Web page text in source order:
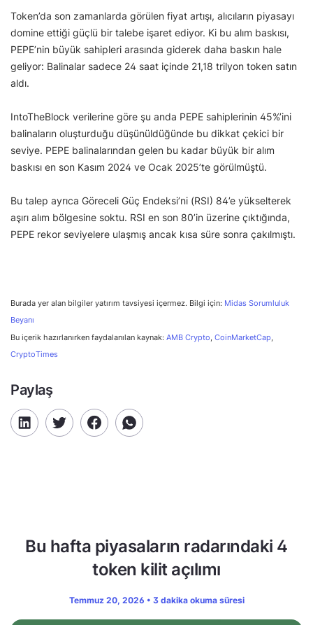
Token’da son zamanlarda görülen fiyat artışı, alıcıların piyasayı
domine ettiği güçlü bir talebe işaret ediyor. Ki bu alım baskısı,
PEPE’nin büyük sahipleri arasında giderek daha baskın hale
geliyor: Balinalar sadece 24 saat içinde 21,18 trilyon token satın
aldı.
IntoTheBlock verilerine göre şu anda PEPE sahiplerinin 45%’ini
balinaların oluşturduğu düşünüldüğünde bu dikkat çekici bir
seviye. PEPE balinalarından gelen bu kadar büyük bir alım
baskısı en son Kasım 2024 ve Ocak 2025’te görülmüştü.
Bu talep ayrıca Göreceli Güç Endeksi’ni (RSI) 84’e yükselterek
aşırı alım bölgesine soktu. RSI en son 80’in üzerine çıktığında,
PEPE rekor seviyelere ulaşmış ancak kısa süre sonra çakılmıştı.
Burada yer alan bilgiler yatırım tavsiyesi içermez. Bilgi için: Midas Sorumluluk
Beyanı
Bu içerik hazırlanırken faydalanılan kaynak: AMB Crypto CoinMarketCap
CryptoTimes
Paylaş
Bu hafta piyasaların radarındaki 4
token kilit açılımı
Temmuz 20, 2026 • 3 dakika okuma süresi